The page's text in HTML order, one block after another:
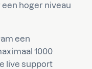
hoger niveau
een
1000
live support